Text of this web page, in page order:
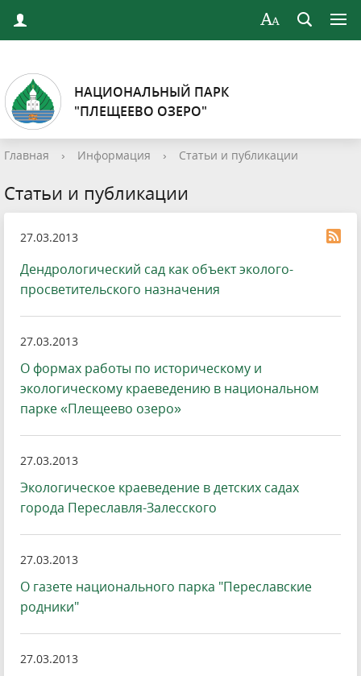
НАЦИОНАЛЬНЫЙ ПАРК
"ПЛЕЩЕЕВО ОЗЕРО"
Главная › Информация › Статьи и публикации
Статьи и публикации
27.03.2013
Дендрологический сад как объект эколого-
просветительского назначения
27.03.2013
О формах работы по историческому и
экологическому краеведению в национальном
парке «Плещеево озеро»
27.03.2013
Экологическое краеведение в детских садах
города Переславля-Залесского
27.03.2013
О газете национального парка "Переславские
родники"
27.03.2013